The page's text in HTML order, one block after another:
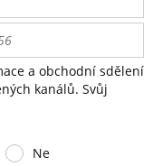
a obchodní sdělení
kanálů. Svůj
Ne